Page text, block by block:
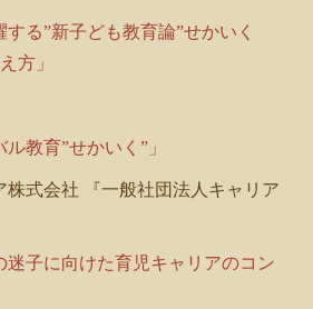
する”新子ども教育論”せかいく
方」
教育”せかいく”」
式会社 『一般社団法人キャリア
迷子に向けた育児キャリアのコン